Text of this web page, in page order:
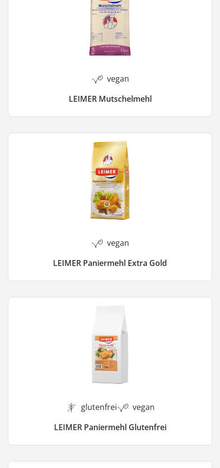
vegan
LEIMER Mutschelmehl
vegan
LEIMER Paniermehl Extra Gold
glutenfrei
vegan
LEIMER Paniermehl Glutenfrei